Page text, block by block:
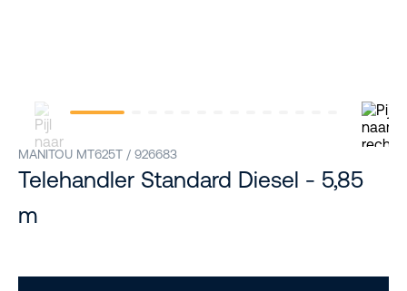
MANITOU MT625T / 926683
Telehandler Standard Diesel - 5,85
m